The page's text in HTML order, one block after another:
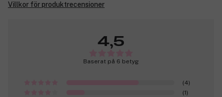
Villkor för produktrecensioner
4,5
Baserat på 6 betyg
(4)
(1)